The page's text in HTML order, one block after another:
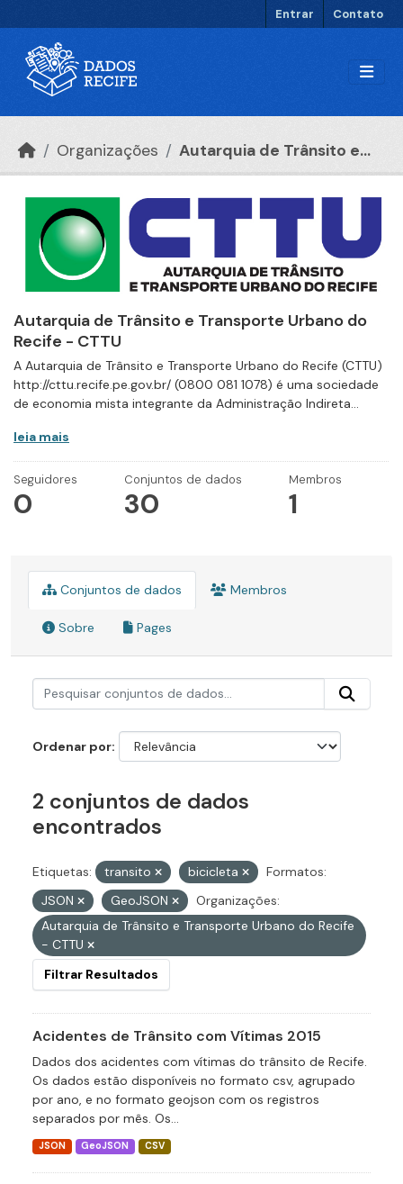
Entrar Contato
Organizações Autarquia de Trânsito e...
Autarquia de Trânsito e Transporte Urbano do
Recife - CTTU
A Autarquia de Trânsito e Transporte Urbano do Recife (CTTU)
http://cttu.recife.pe.gov.br/ (0800 081 1078) é uma sociedade
de economia mista integrante da Administração Indireta...
leia mais
Seguidores
0
Conjuntos de dados
30
Membros
1
Conjuntos de dados Membros
Sobre Pages
Ordenar por
2 conjuntos de dados
encontrados
Etiquetas: transito bicicleta
Formatos:
JSON
GeoJSON
Organizações:
Autarquia de Trânsito e Transporte Urbano do Recife
- CTTU
Filtrar Resultados
Acidentes de Trânsito com Vítimas 2015
Dados dos acidentes com vítimas do trânsito de Recife.
Os dados estão disponíveis no formato csv, agrupado
por ano, e no formato geojson com os registros
separados por mês. Os...
JSON GeoJSON CSV